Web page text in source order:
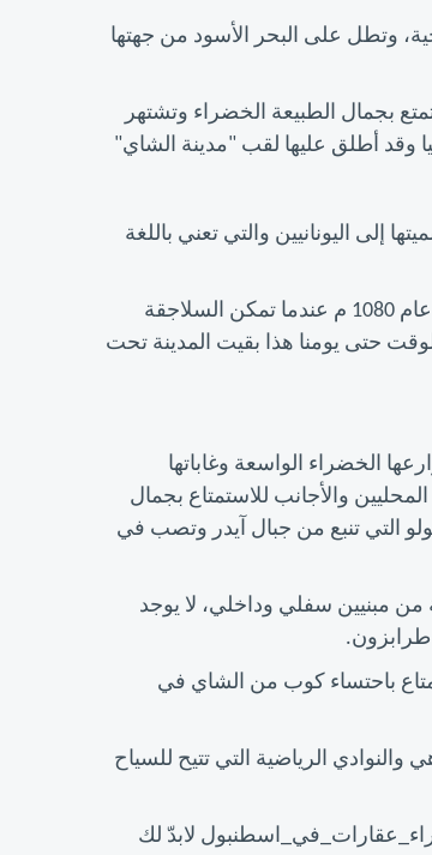
وتطل على البحر الأسود من جهتها
بجمال الطبيعة الخضراء وتشتهر
وقد أطلق عليها لقب "مدينة الشاي"
إلى اليونانيين والتي تعني باللغة
استمر الحكم اليوناني لمدينة ريزا أمدا طويلا ثم حكمها البيزنطيون حتى عام 1080 م عندما تمكن السلاجقة
حتى يومنا هذا بقيت المدينة تحت
الخضراء الواسعة وغاباتها
والأجانب للاستمتاع بجمال
التي تنبع من جبال آيدر وتصب في
من مبنيين سفلي وداخلي، لا يوجد
طرابزون.
باحتساء كوب من الشاي في
والنوادي الرياضية التي تتيح للسياح
لابدّ لك